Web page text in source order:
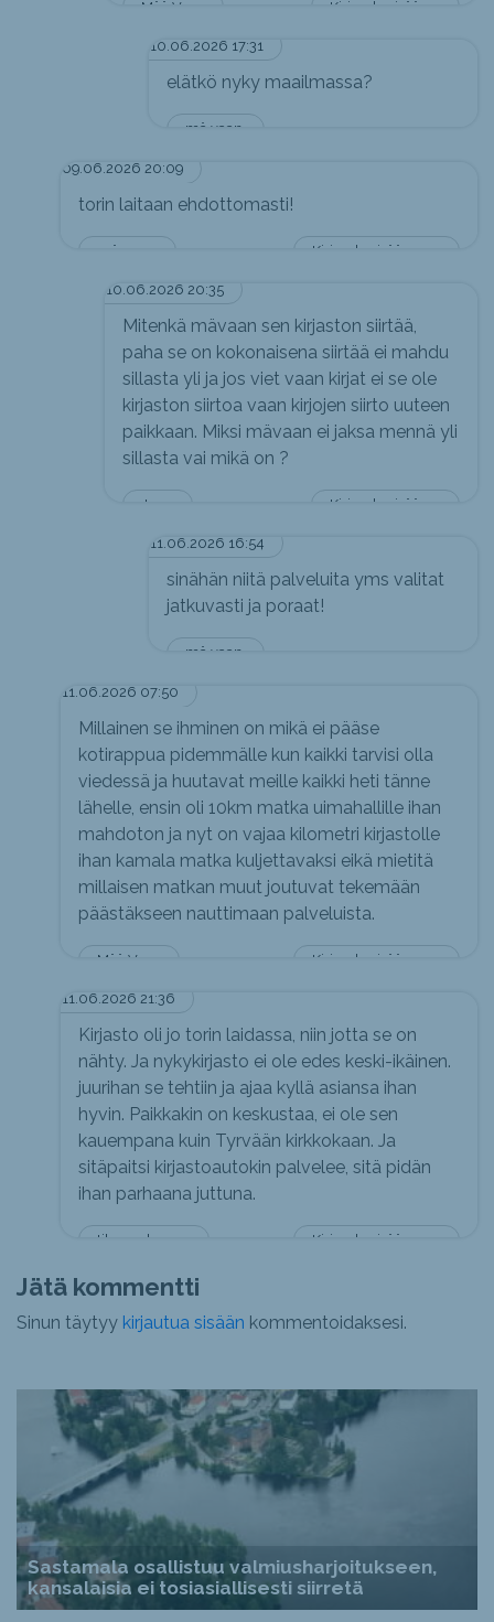
Mää Vaan
10.06.2026 17:31
mä vaan.
elätkö nyky maailmassa?
09.06.2026 20:09
mä vaan.
torin laitaan ehdottomasti!
10.06.2026 20:35
Jerry
Mitenkä mävaan sen kirjaston siirtää,
paha se on kokonaisena siirtää ei mahdu
sillasta yli ja jos viet vaan kirjat ei se ole
kirjaston siirtoa vaan kirjojen siirto uuteen
paikkaan. Miksi mävaan ei jaksa mennä yli
sillasta vai mikä on ?
11.06.2026 16:54
mä vaan.
sinähän niitä palveluita yms valitat
jatkuvasti ja poraat!
11.06.2026 07:50
Mää Vaan
Millainen se ihminen on mikä ei pääse
kotirappua pidemmälle kun kaikki tarvisi olla
viedessä ja huutavat meille kaikki heti tänne
lähelle, ensin oli 10km matka uimahallille ihan
mahdoton ja nyt on vajaa kilometri kirjastolle
ihan kamala matka kuljettavaksi eikä mietitä
millaisen matkan muut joutuvat tekemään
päästäkseen nauttimaan palveluista.
11.06.2026 21:36
tikapuuhermo
Kirjasto oli jo torin laidassa, niin jotta se on
nähty. Ja nykykirjasto ei ole edes keski-ikäinen.
juurihan se tehtiin ja ajaa kyllä asiansa ihan
hyvin. Paikkakin on keskustaa, ei ole sen
kauempana kuin Tyrvään kirkkokaan. Ja
sitäpaitsi kirjastoautokin palvelee, sitä pidän
ihan parhaana juttuna.
Jätä kommentti
Sinun täytyy kirjautua sisään kommentoidaksesi.
Sastamala osallistuu valmiusharjoitukseen,
kansalaisia ei tosiasiallisesti siirretä